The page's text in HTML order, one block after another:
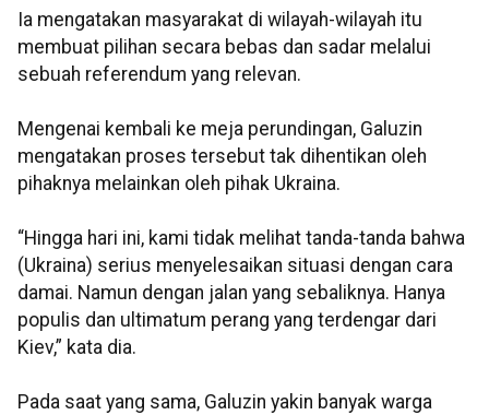
Ia mengatakan masyarakat di wilayah-wilayah itu
membuat pilihan secara bebas dan sadar melalui
sebuah referendum yang relevan.
Mengenai kembali ke meja perundingan, Galuzin
mengatakan proses tersebut tak dihentikan oleh
pihaknya melainkan oleh pihak Ukraina.
“Hingga hari ini, kami tidak melihat tanda-tanda bahwa
(Ukraina) serius menyelesaikan situasi dengan cara
damai. Namun dengan jalan yang sebaliknya. Hanya
populis dan ultimatum perang yang terdengar dari
Kiev,” kata dia.
Pada saat yang sama, Galuzin yakin banyak warga